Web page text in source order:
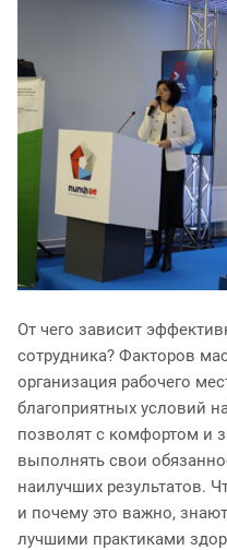
От чего зависит
сотрудника? Факторов
организация рабочего
благоприятных условий
позволят с комфортом и
выполнять свои
наилучших результатов.
и почему это важно,
лучшими практиками